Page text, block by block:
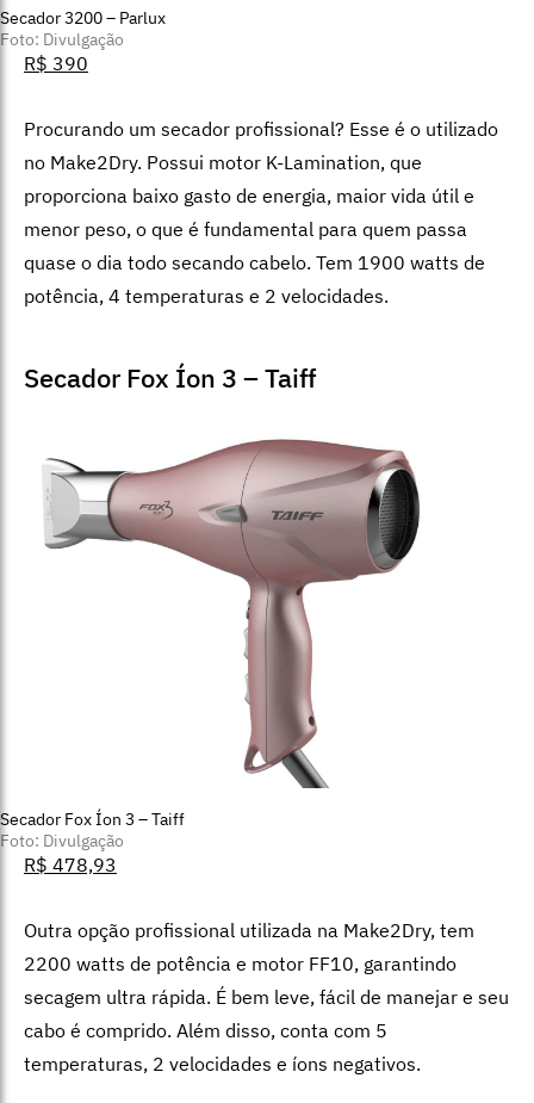
Secador 3200 – Parlux
Foto: Divulgação
R$ 390
Procurando um secador profissional? Esse é o utilizado
no Make2Dry. Possui motor K-Lamination, que
proporciona baixo gasto de energia, maior vida útil e
menor peso, o que é fundamental para quem passa
quase o dia todo secando cabelo. Tem 1900 watts de
potência, 4 temperaturas e 2 velocidades.
Secador Fox Íon 3 – Taiff
Secador Fox Íon 3 – Taiff
Foto: Divulgação
R$ 478,93
Outra opção profissional utilizada na Make2Dry, tem
2200 watts de potência e motor FF10, garantindo
secagem ultra rápida. É bem leve, fácil de manejar e seu
cabo é comprido. Além disso, conta com 5
temperaturas, 2 velocidades e íons negativos.